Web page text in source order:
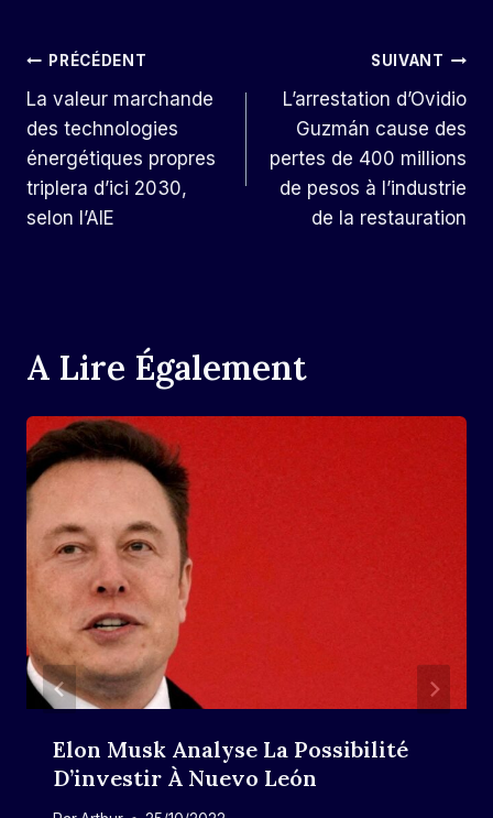
Navigation
De
L’article
PRÉCÉDENT
La valeur marchande
des technologies
énergétiques propres
triplera d’ici 2030,
selon l’AIE
SUIVANT
L’arrestation d’Ovidio
Guzmán cause des
pertes de 400 millions
de pesos à l’industrie
de la restauration
A Lire Également
Elon Musk Analyse La Possibilité
D’investir À Nuevo León